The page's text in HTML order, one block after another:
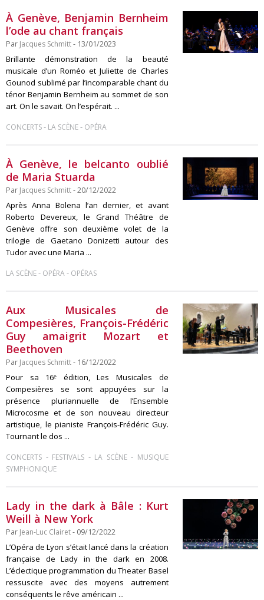
À Genève, Benjamin Bernheim
l’ode au chant français
Par Jacques Schmitt- 13/01/2023
Brillante démonstration de la beauté
musicale d’un Roméo et Juliette de Charles
Gounod sublimé par l’incomparable chant du
ténor Benjamin Bernheim au sommet de son
art. On le savait. On l’espérait. ...
CONCERTS- LA SCÈNE- OPÉRA
À Genève, le belcanto oublié
de Maria Stuarda
Par Jacques Schmitt- 20/12/2022
Après Anna Bolena l’an dernier, et avant
Roberto Devereux, le Grand Théâtre de
Genève offre son deuxième volet de la
trilogie de Gaetano Donizetti autour des
Tudor avec une Maria ...
LA SCÈNE- OPÉRA- OPÉRAS
Aux Musicales de
Compesières, François-Frédéric
Guy amaigrit Mozart et
Beethoven
Par Jacques Schmitt- 16/12/2022
Pour sa 16ᵉ édition, Les Musicales de
Compesières se sont appuyées sur la
présence pluriannuelle de l’Ensemble
Microcosme et de son nouveau directeur
artistique, le pianiste François-Frédéric Guy.
Tournant le dos ...
CONCERTS - FESTIVALS - LA SCÈNE- MUSIQUE
SYMPHONIQUE
Lady in the dark à Bâle : Kurt
Weill à New York
Par Jean-Luc Clairet- 09/12/2022
L’Opéra de Lyon s’était lancé dans la création
française de Lady in the dark en 2008.
L’éclectique programmation du Theater Basel
ressuscite avec des moyens autrement
conséquents le rêve américain ...